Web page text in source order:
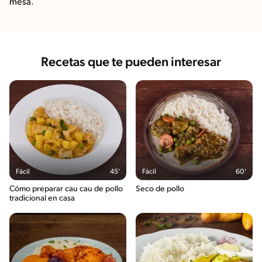
mesa.
Recetas que te pueden interesar
Fácil 45'
Cómo preparar cau cau de pollo
tradicional en casa
Fácil 60'
Seco de pollo